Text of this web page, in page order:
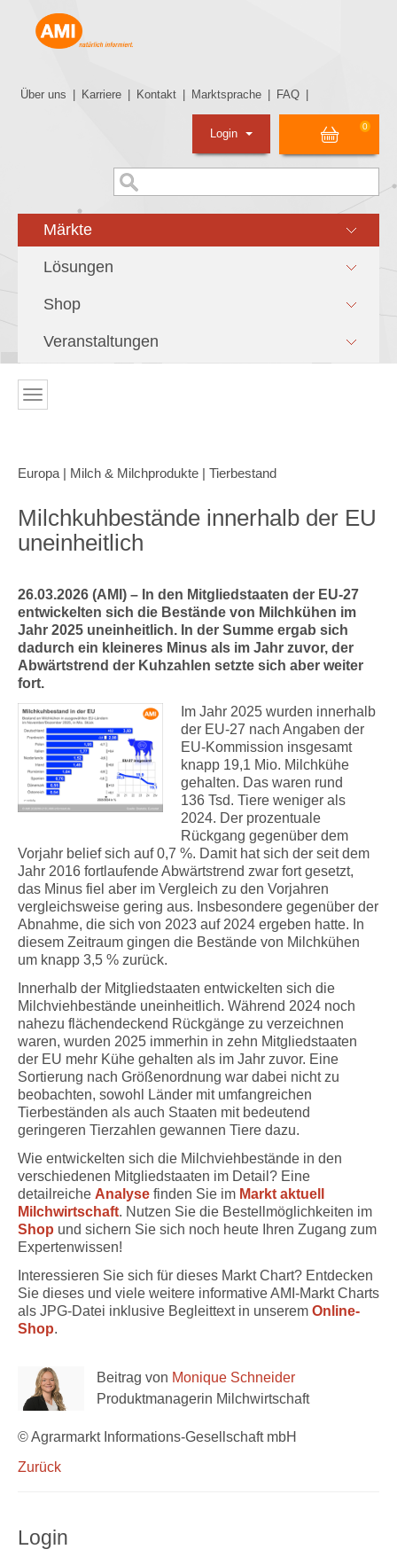
Über uns Karriere Kontakt Marktsprache FAQ
0
Login
Märkte
Lösungen
Shop
Veranstaltungen
Europa | Milch & Milchprodukte | Tierbestand
Milchkuhbestände innerhalb der EU
uneinheitlich
26.03.2026 (AMI) – In den Mitgliedstaaten der EU-27
entwickelten sich die Bestände von Milchkühen im
Jahr 2025 uneinheitlich. In der Summe ergab sich
dadurch ein kleineres Minus als im Jahr zuvor, der
Abwärtstrend der Kuhzahlen setzte sich aber weiter
fort.
Im Jahr 2025 wurden innerhalb
der EU-27 nach Angaben der
EU-Kommission insgesamt
knapp 19,1 Mio. Milchkühe
gehalten. Das waren rund
136 Tsd. Tiere weniger als
2024. Der prozentuale
Rückgang gegenüber dem
Vorjahr belief sich auf 0,7 %. Damit hat sich der seit dem
Jahr 2016 fortlaufende Abwärtstrend zwar fort gesetzt,
das Minus fiel aber im Vergleich zu den Vorjahren
vergleichsweise gering aus. Insbesondere gegenüber der
Abnahme, die sich von 2023 auf 2024 ergeben hatte. In
diesem Zeitraum gingen die Bestände von Milchkühen
um knapp 3,5 % zurück.
Innerhalb der Mitgliedstaaten entwickelten sich die
Milchviehbestände uneinheitlich. Während 2024 noch
nahezu flächendeckend Rückgänge zu verzeichnen
waren, wurden 2025 immerhin in zehn Mitgliedstaaten
der EU mehr Kühe gehalten als im Jahr zuvor. Eine
Sortierung nach Größenordnung war dabei nicht zu
beobachten, sowohl Länder mit umfangreichen
Tierbeständen als auch Staaten mit bedeutend
geringeren Tierzahlen gewannen Tiere dazu.
Wie entwickelten sich die Milchviehbestände in den
verschiedenen Mitgliedstaaten im Detail? Eine
detailreiche Analyse finden Sie im Markt aktuell
Milchwirtschaft. Nutzen Sie die Bestellmöglichkeiten im
Shop und sichern Sie sich noch heute Ihren Zugang zum
Expertenwissen!
Interessieren Sie sich für dieses Markt Chart? Entdecken
Sie dieses und viele weitere informative AMI-Markt Charts
als JPG-Datei inklusive Begleittext in unserem Online-
Shop.
Beitrag von Monique Schneider
Produktmanagerin Milchwirtschaft
© Agrarmarkt Informations-Gesellschaft mbH
Zurück
Login